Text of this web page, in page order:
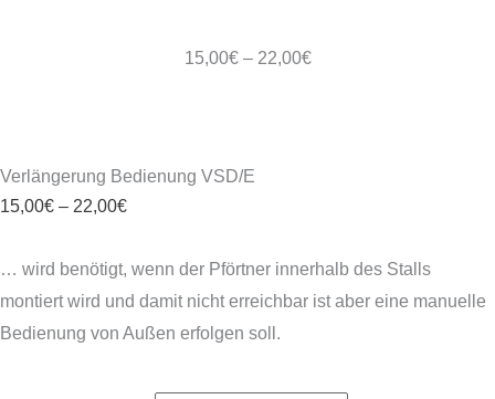
15,00€ – 22,00€Preisspanne:
Verlängerung Bedienung VSD/E
15,00€ – 22,00€Preisspanne:
bis
22,00€
… wird benötigt, wenn der Pförtner innerhalb des Stalls
montiert wird und damit nicht erreichbar ist aber eine manuelle
Bedienung von Außen erfolgen soll.